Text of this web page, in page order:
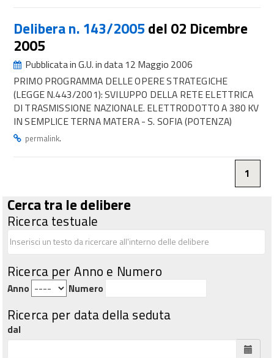
Delibera n. 143/2005 del 02 Dicembre
2005
Pubblicata in G.U. in data 12 Maggio 2006
PRIMO PROGRAMMA DELLE OPERE STRATEGICHE
(LEGGE N.443/2001): SVILUPPO DELLA RETE ELETTRICA
DI TRASMISSIONE NAZIONALE. ELETTRODOTTO A 380 KV
IN SEMPLICE TERNA MATERA - S. SOFIA (POTENZA)
permalink.
1
Cerca tra le delibere
Ricerca testuale
Ricerca per Anno e Numero
Anno Numero
Ricerca per data della seduta
dal